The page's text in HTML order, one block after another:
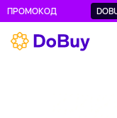
ПРОМОКОД